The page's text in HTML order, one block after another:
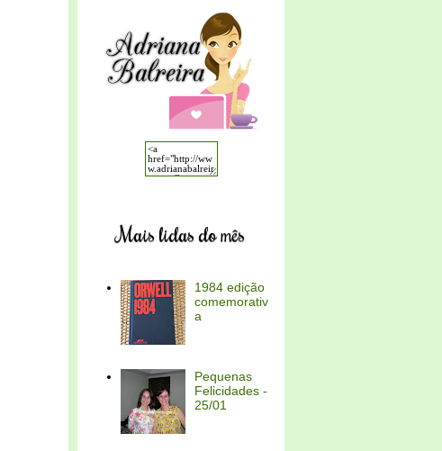
Mais lidas do mês
1984 edição
comemorativ
a
Pequenas
Felicidades -
25/01